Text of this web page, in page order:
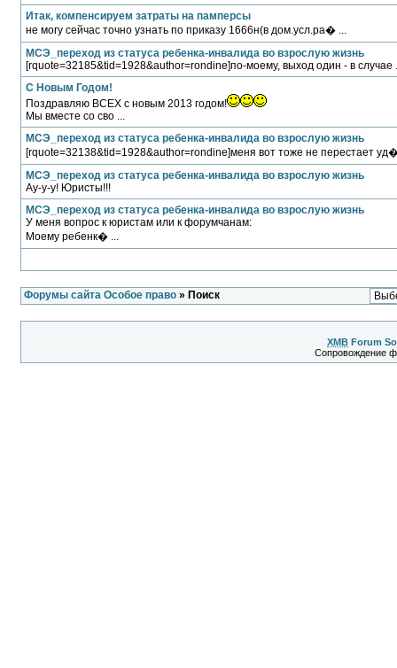
Итак, компенсируем затраты на памперсы
не могу сейчас точно узнать по приказу 1666н(в дом.усл.ра� ...
МСЭ_переход из статуса ребенка-инвалида во взрослую жизнь
[rquote=32185&tid=1928&author=rondine]по-моему, выход один - в случае
С Новым Годом!
Поздравляю ВСЕХ с новым 2013 годом!
Мы вместе со сво ...
МСЭ_переход из статуса ребенка-инвалида во взрослую жизнь
[rquote=32138&tid=1928&author=rondine]меня вот тоже не перестает
МСЭ_переход из статуса ребенка-инвалида во взрослую жизнь
Ау-у-у! Юристы!!!
МСЭ_переход из статуса ребенка-инвалида во взрослую жизнь
У меня вопрос к юристам или к форумчанам:
Моему ребенк� ...
Форумы сайта Особое право» Поиск
XMB Forum
Сопровождение